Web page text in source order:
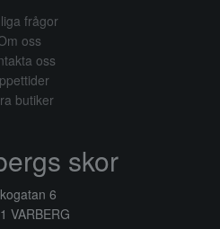
frågor
oss
oss
butiker
skor
6
VARBERG